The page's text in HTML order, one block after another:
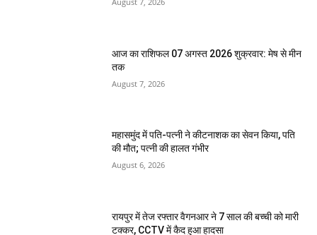
आज का राशिफल 07 अगस्त 2026 शुक्रवार: मेष से मीन
तक
August 7, 2026
महासमुंद में पति-पत्नी ने कीटनाशक का सेवन किया, पति
की मौत; पत्नी की हालत गंभीर
August 6, 2026
रायपुर में तेज रफ्तार वैगनआर ने 7 साल की बच्ची को मारी
टक्कर, CCTV में कैद हुआ हादसा